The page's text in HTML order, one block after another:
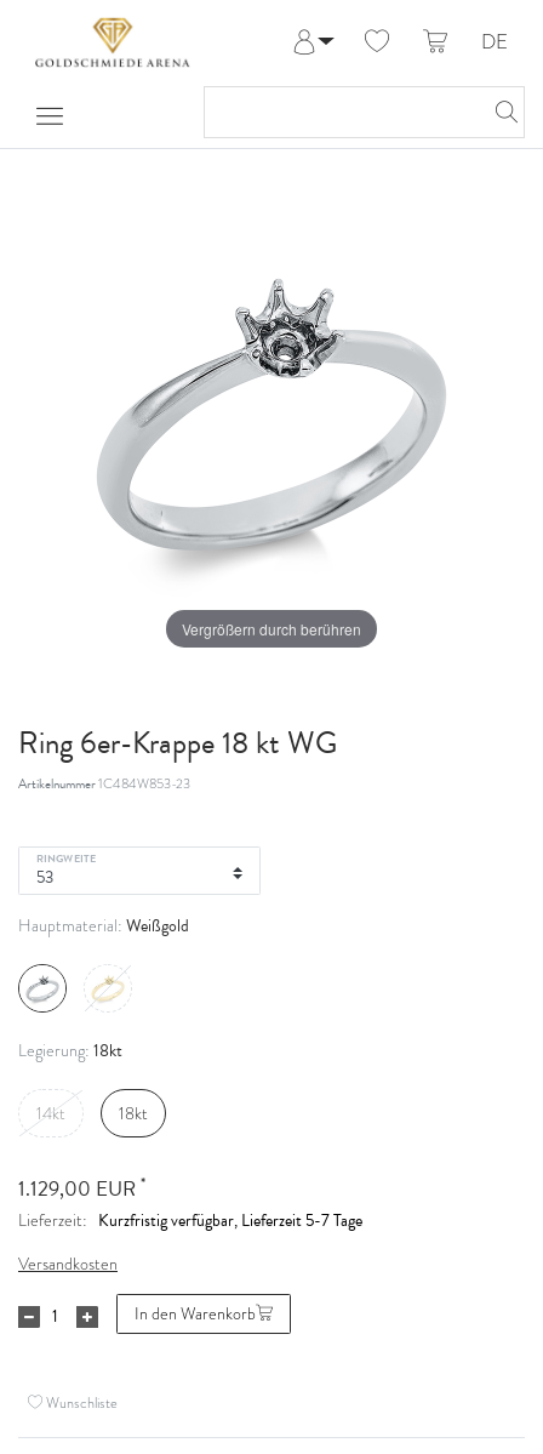
Meine Bestellungen
DE
Vergrößern durch berühren
Ring 6er-Krappe 18 kt WG
Artikelnummer1C484W853-23
RINGWEITE
Hauptmaterial: Weißgold
Legierung: 18kt
14kt 18kt
1.129,00 EUR *
Lieferzeit: Kurzfristig verfügbar, Lieferzeit 5-7 Tage
Versandkosten
In den Warenkorb
Wunschliste